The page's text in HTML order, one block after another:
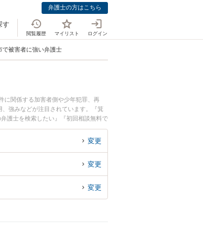
弁護士の方はこちら
す
閲覧履歴 マイリスト ログイン
で被害者に強い弁護士
に関係する加害者側や少年犯罪、再
強みなどが注目されています。『箕
護士を検索したい』『初回相談無料で
変更
変更
変更